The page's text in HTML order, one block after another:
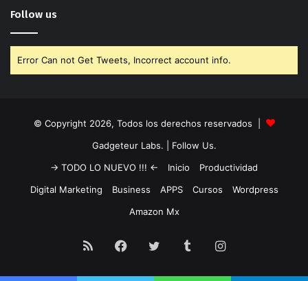
Follow us
Error Can not Get Tweets, Incorrect account info.
© Copyright 2026, Todos los derechos reservados |
Gadgeteur Labs. | Follow Us.
-> TODO LO NUEVO !!! <-
Inicio
Productividad
Digital Marketing
Business APPS Cursos
Wordpress
Amazon Mx
RSS Facebook
Twitter TumblrInstagram